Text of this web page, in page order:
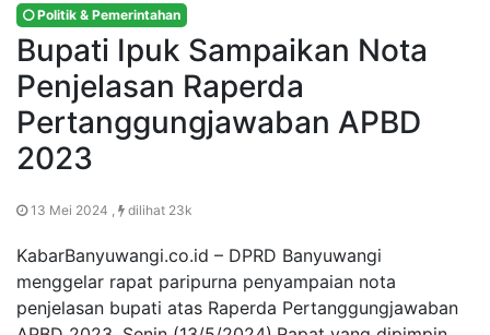
Politik & Pemerintahan
Bupati Ipuk Sampaikan Nota
Penjelasan Raperda
Pertanggungjawaban APBD
2023
13 Mei 2024 , dilihat 23k
KabarBanyuwangi.co.id – DPRD Banyuwangi
menggelar rapat paripurna penyampaian nota
penjelasan bupati atas Raperda Pertanggungjawaban